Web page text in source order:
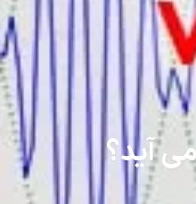
آید؟